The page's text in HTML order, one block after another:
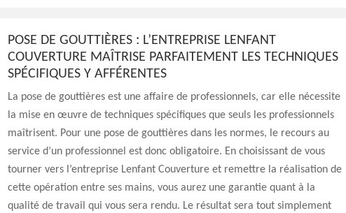
POSE DE GOUTTIÈRES : L’ENTREPRISE LENFANT
COUVERTURE MAÎTRISE PARFAITEMENT LES TECHNIQUES
SPÉCIFIQUES Y AFFÉRENTES
La pose de gouttières est une affaire de professionnels, car elle nécessite
la mise en œuvre de techniques spécifiques que seuls les professionnels
maîtrisent. Pour une pose de gouttières dans les normes, le recours au
service d’un professionnel est donc obligatoire. En choisissant de vous
tourner vers l’entreprise Lenfant Couverture et remettre la réalisation de
cette opération entre ses mains, vous aurez une garantie quant à la
qualité de travail qui vous sera rendu. Le résultat sera tout simplement